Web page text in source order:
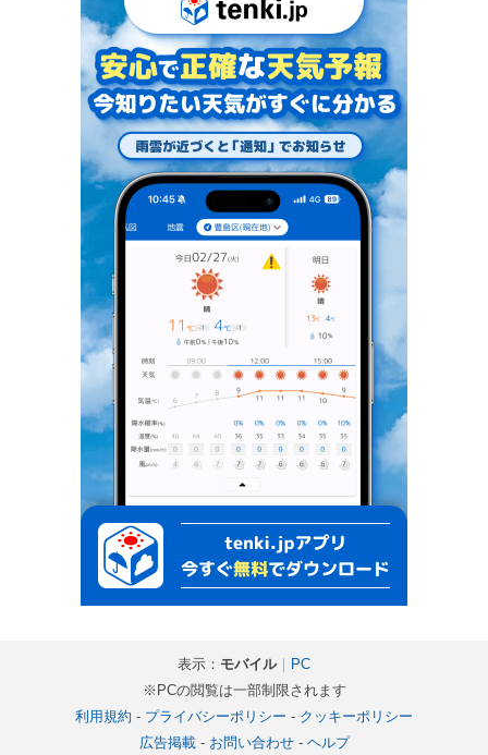
表示： モバイル｜ PC
※PCの閲覧は一部制限されます
利用規約 - プライバシーポリシー - クッキーポリシー
広告掲載- お問い合わせ- ヘルプ